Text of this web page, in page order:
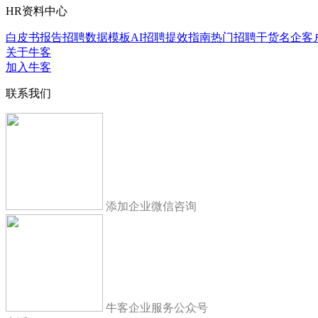
HR资料中心
白皮书报告招聘数据模板AI招聘提效指南热门招聘干货名企客
关于牛客
加入牛客
联系我们
添加企业微信咨询
牛客企业服务公众号